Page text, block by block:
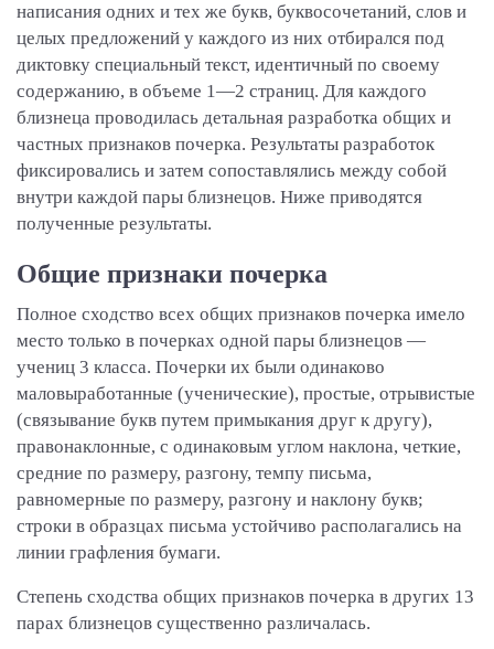
написания одних и тех же букв, буквосочетаний, слов и
целых предложений у каждого из них отбирался под
диктовку специальный текст, идентичный по своему
содержанию, в объеме 1—2 страниц. Для каждого
близнеца проводилась детальная разработка общих и
частных признаков почерка. Результаты разработок
фиксировались и затем сопоставлялись между собой
внутри каждой пары близнецов. Ниже приводятся
полученные результаты.
Общие признаки почерка
Полное сходство всех общих признаков почерка имело
место только в почерках одной пары близнецов —
учениц 3 класса. Почерки их были одинаково
маловыработанные (ученические), простые, отрывистые
(связывание букв путем примыкания друг к другу),
правонаклонные, с одинаковым углом наклона, четкие,
средние по размеру, разгону, темпу письма,
равномерные по размеру, разгону и наклону букв;
строки в образцах письма устойчиво располагались на
линии графления бумаги.
Степень сходства общих признаков почерка в других 13
парах близнецов существенно различалась.